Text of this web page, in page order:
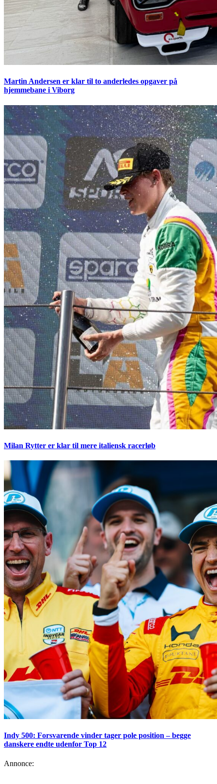
Martin Andersen er klar til to anderledes opgaver på
hjemmebane i Viborg
Milan Rytter er klar til mere italiensk racerløb
Indy 500: Forsvarende vinder tager pole position – begge
danskere endte udenfor Top 12
Annonce: